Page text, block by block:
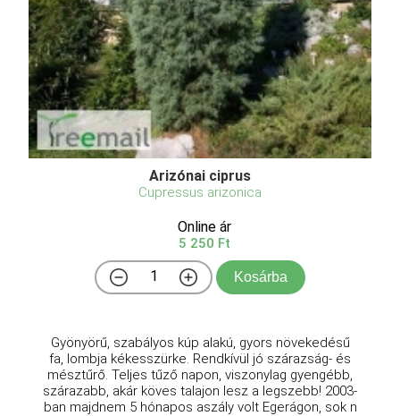
Arizónai ciprus
Cupressus arizonica
Online ár
5 250 Ft
Kosárba
Gyönyörű, szabályos kúp alakú, gyors növekedésű
fa, lombja kékesszürke. Rendkívül jó szárazság- és
mésztűrő. Teljes tűző napon, viszonylag gyengébb,
szárazabb, akár köves talajon lesz a legszebb! 2003-
ban majdnem 5 hónapos aszály volt Egerágon, sok n